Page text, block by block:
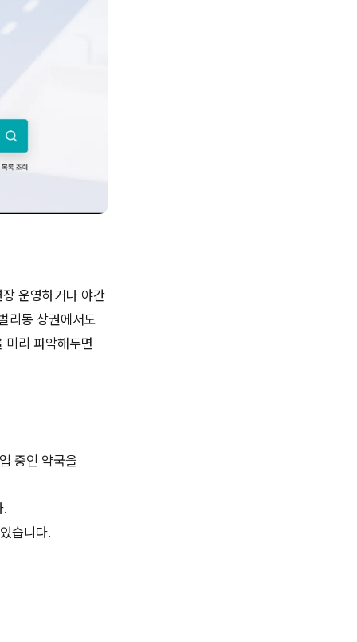
운영하거나 야간
리동 상권에서도
미리 파악해두면
중인 약국을
.
습니다.